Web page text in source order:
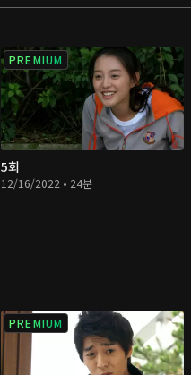
PREMIUM
5회
12/16/2022 • 24분
PREMIUM